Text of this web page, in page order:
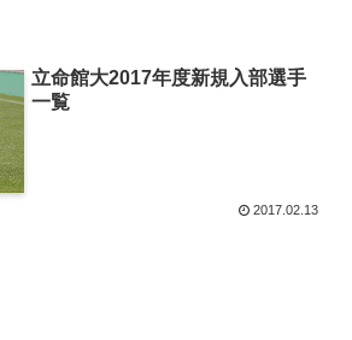
立命館大2017年度新規入部選手
一覧
2017.02.13